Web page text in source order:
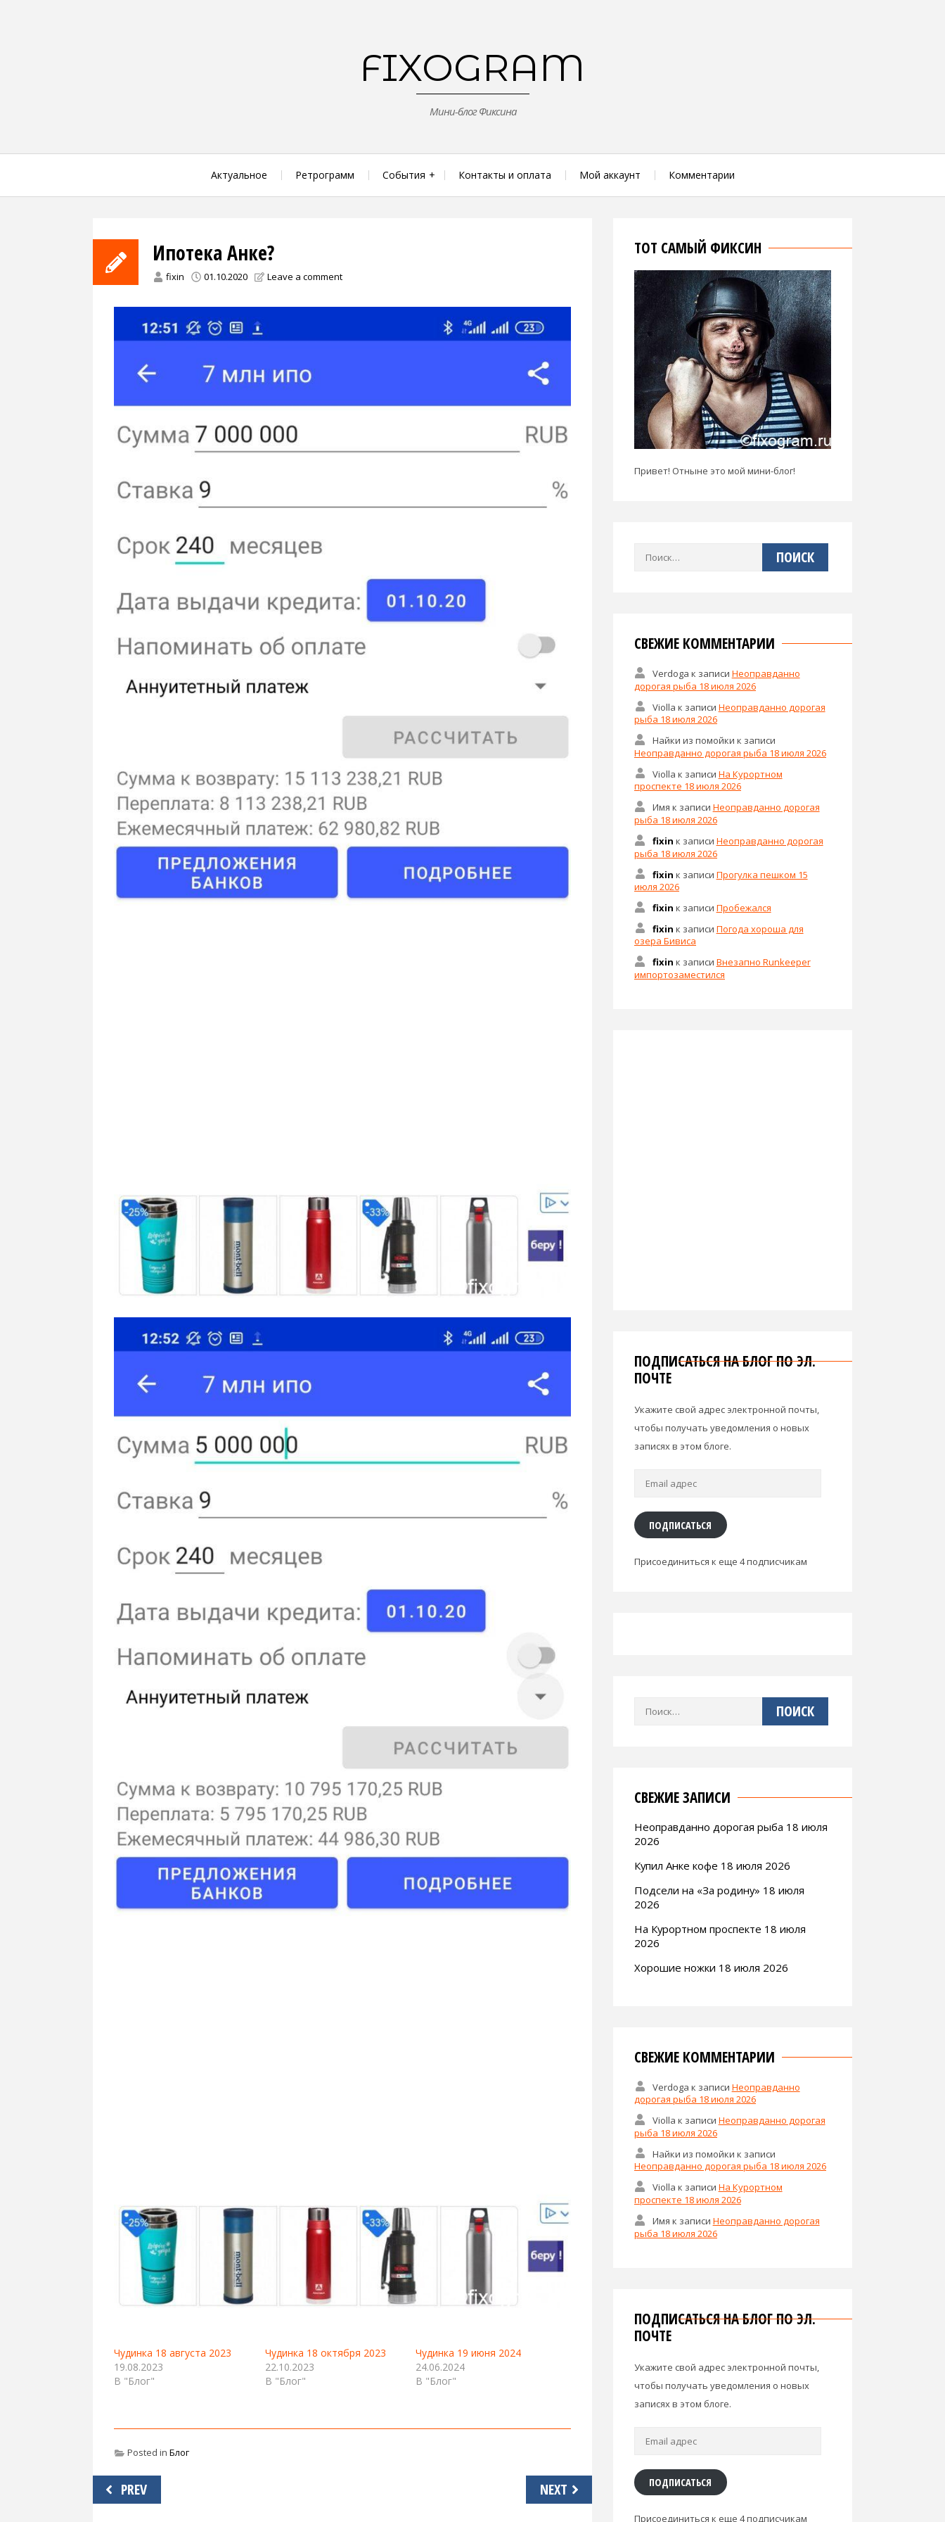
FIXOGRAM
Мини-блог Фиксина
Актуальное Ретрограмм События Контакты и оплата Мой аккаунт Комментарии
Ипотека Анке?
fixin 01.10.2020 Leave a comment
Чудинка 18 августа 2023
19.08.2023
В "Блог"
Чудинка 18 октября 2023
22.10.2023
В "Блог"
Чудинка 19 июня 2024
24.06.2024
В "Блог"
Posted in Блог
Навигация
по
PREV NEXT
ТОТ САМЫЙ ФИКСИН
Привет! Отныне это мой мини-блог!
Найти:
СВЕЖИЕ КОММЕНТАРИИ
Verdoga к записи Неоправданно
дорогая рыба 18 июля 2026
Violla к записи Неоправданно дорогая
рыба 18 июля 2026
Найки из помойки к записи
Неоправданно дорогая рыба 18 июля 2026
Violla к записи На Курортном
проспекте 18 июля 2026
Имя к записи Неоправданно дорогая
рыба 18 июля 2026
fixin к записи Неоправданно дорогая
рыба 18 июля 2026
fixin к записи Прогулка пешком 15
июля 2026
fixin к записи Пробежался
fixin к записи Погода хороша для
озера Бивиса
fixin к записи Внезапно Runkeeper
импортозаместился
ПОДПИСАТЬСЯ НА БЛОГ ПО ЭЛ.
ПОЧТЕ
Укажите свой адрес электронной почты,
чтобы получать уведомления о новых
записях в этом блоге.
Email
ПОДПИСАТЬСЯ
Присоединиться к еще 4 подписчикам
СВЕЖИЕ ЗАПИСИ
Неоправданно дорогая рыба 18 июля
2026
Купил Анке кофе 18 июля 2026
Подсели на «За родину» 18 июля
2026
На Курортном проспекте 18 июля
2026
Хорошие ножки 18 июля 2026
СВЕЖИЕ КОММЕНТАРИИ
Verdoga к записи Неоправданно
дорогая рыба 18 июля 2026
Violla к записи Неоправданно дорогая
рыба 18 июля 2026
Найки из помойки к записи
Неоправданно дорогая рыба 18 июля 2026
Violla к записи На Курортном
проспекте 18 июля 2026
Имя к записи Неоправданно дорогая
рыба 18 июля 2026
ПОДПИСАТЬСЯ НА БЛОГ ПО ЭЛ.
ПОЧТЕ
Укажите свой адрес электронной почты,
чтобы получать уведомления о новых
записях в этом блоге.
ПОДПИСАТЬСЯ
Присоединиться к еще 4 подписчикам